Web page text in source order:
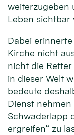
weiterzugeben
Leben sichtbar
Dabei
Kirche nicht
nicht die
in dieser Welt
bedeute
Dienst
Schwaderlapp
ergreifen“ zu